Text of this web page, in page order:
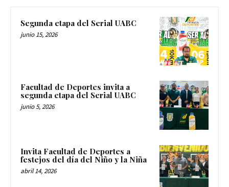
Segunda etapa del Serial UABC
junio 15, 2026
Facultad de Deportes invita a
segunda etapa del Serial UABC
junio 5, 2026
Invita Facultad de Deportes a
festejos del día del Niño y la Niña
abril 14, 2026